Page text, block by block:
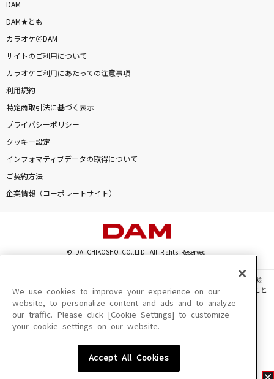
DAM
DAM★とも
カラオケ＠DAM
サイトのご利用について
カラオケご利用にあたっての注意事項
利用規約
特定商取引法に基づく表示
プライバシーポリシー
クッキー設定
インフォマティブデータの取得について
ご契約方法
企業情報（コーポレートサイト）
© DAIICHIKOSHO CO.,LTD. All Rights Reserved.
このサイトに掲載されている一切の文章・画像・写真・動画・音声等を、手段や形態
を問わず、著作権法の定める範囲を超えて無断で複製、転載、ファイル化などすること
を禁じます。
楽曲及びコンテンツは、機種によりご利用いただけない場合があります。
楽曲及びコンテンツの配信日、配信内容が変更になる場合があります。
We use cookies to improve your experience on our
website, to personalize content and ads and to analyze
our traffic. Please click [Cookie Settings] to customize
your cookie settings on our website.
Accept All Cookies